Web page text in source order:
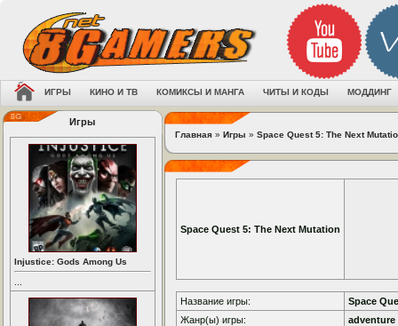
ИГРЫ КИНО И ТВ КОМИКСЫ И МАНГА ЧИТЫ И КОДЫ МОДДИНГ
Игры
Injustice: Gods Among Us
Главная » Игры » Space Quest 5: The Next
Space Quest 5: The Next Mutation
Название игры:
Space
Жанр(ы) игры:
adventure